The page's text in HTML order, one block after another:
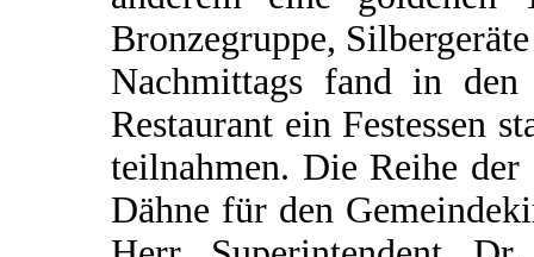
Bronzegruppe,
Nachmittags fand in den
Restaurant ein Festessen
teilnahmen. Die Reihe
Dähne für den